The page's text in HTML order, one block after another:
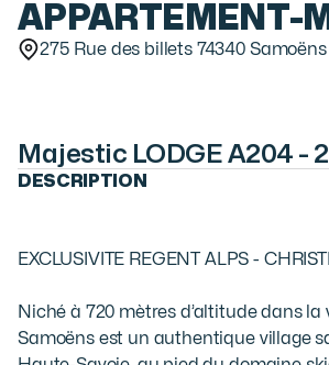
APPARTEMENT-
275 Rue des billets 74340 Samoëns
Majestic LODGE A204 -
DESCRIPTION
EXCLUSIVITE REGENT ALPS -
Niché à 720 mètres d’altitude dans la
Samoëns est un authentique village